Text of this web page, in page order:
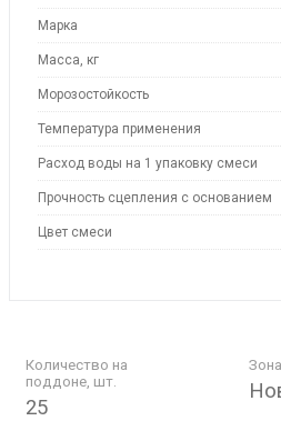
Марка
Масса, кг
Морозостойкость
Температура применения
Расход воды на 1 упаковку смеси
Прочность сцепления с основанием
Цвет смеси
Количество на
поддоне, шт.
25